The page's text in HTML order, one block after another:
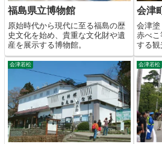
福島県立博物館
原始時代から現代に至る福島の歴
史文化を始め、貴重な文化財や遺
産を展示する博物館。
会津
会津塗
赤べこ
する観
会津若松 会津若松